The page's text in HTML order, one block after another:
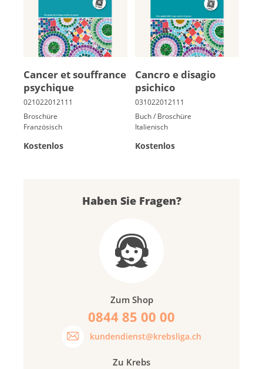
Can­cer et souf­france
psy­chique
Broschüre
Französisch
Kostenlos
Cancro e di­sagio
psichico
Buch / Broschüre
Italienisch
Kostenlos
Haben Sie Fragen?
Zum Shop
0844 85 00 00
kundendienst@krebsliga.ch
Zu Krebs